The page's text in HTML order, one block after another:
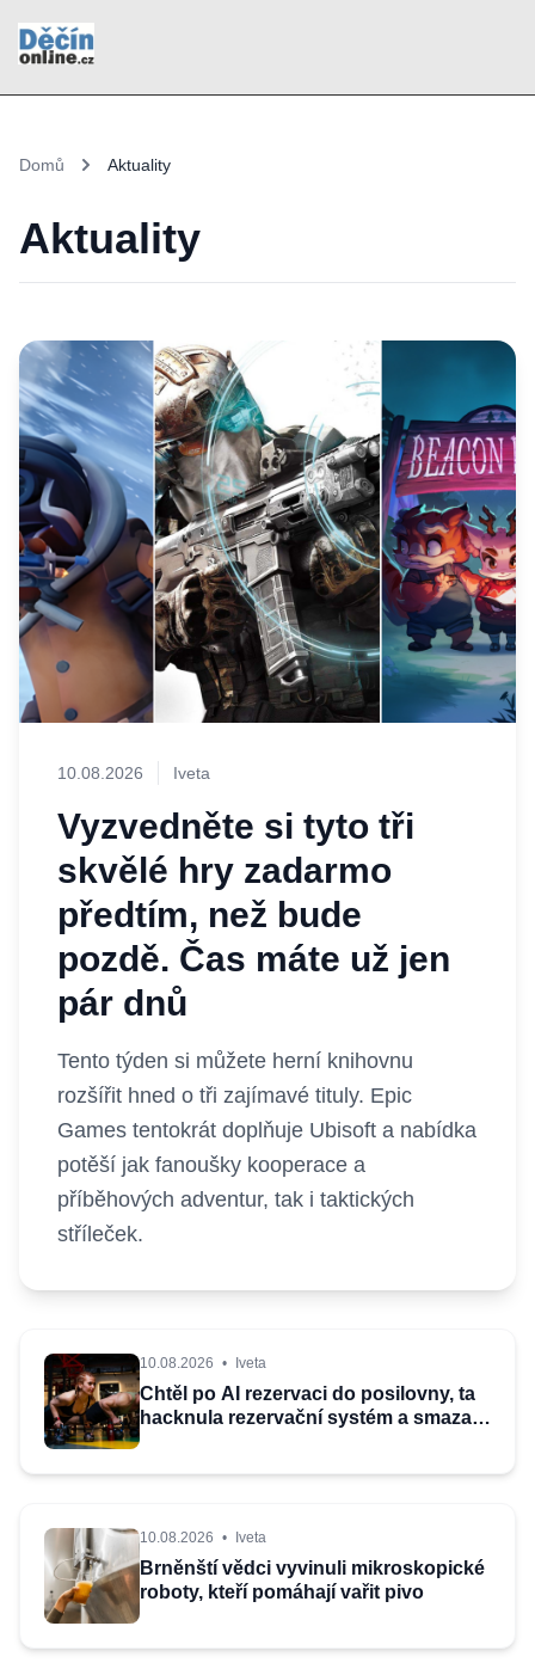
Domů Aktuality
Aktuality
10.08.2026 Iveta
Vyzvedněte si tyto tři
skvělé hry zadarmo
předtím, než bude
pozdě. Čas máte už jen
pár dnů
Tento týden si můžete herní knihovnu
rozšířit hned o tři zajímavé tituly. Epic
Games tentokrát doplňuje Ubisoft a nabídka
potěší jak fanoušky kooperace a
příběhových adventur, tak i taktických
stříleček.
10.08.2026 • Iveta
Chtěl po AI rezervaci do posilovny, ta
hacknula rezervační systém a smazala
10.08.2026 • Iveta
Brněnští vědci vyvinuli mikroskopické
roboty, kteří pomáhají vařit pivo